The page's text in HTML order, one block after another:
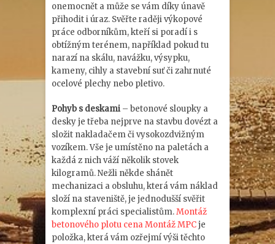
onemocnět a může se vám díky únavě
přihodit i úraz. Svěřte raději výkopové
práce odborníkům, kteří si poradí i s
obtížným terénem, například pokud tu
narazí na skálu, navážku, výsypku,
kameny, cihly a stavební suť či zahrnuté
ocelové plechy nebo pletivo.
Pohyb s deskami – betonové sloupky a
desky je třeba nejprve na stavbu dovézt a
složit nakladačem či vysokozdvižným
vozíkem. Vše je umístěno na paletách a
každá z nich váží několik stovek
kilogramů. Nežli někde shánět
mechanizaci a obsluhu, která vám náklad
složí na staveniště, je jednodušší svěřit
komplexní práci specialistům.Montáž
betonového plotu cena Montáž MPCje
položka, která vám ozřejmí výši těchto